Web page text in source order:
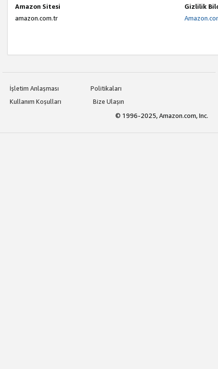
Amazon Sitesi
Gizlilik
amazon.com.tr
İşletim Anlaşması
Politikaları
Kullanım Koşulları
Bize Ulaşın
© 1996-2025, Amazon.com, Inc.